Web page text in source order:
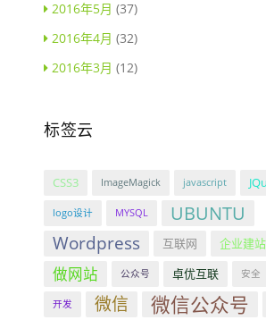
2016年5月 (37)
2016年4月 (32)
2016年3月 (12)
标签云
CSS3 ImageMagick javascript
logo设计 MYSQL UBUNTU
Wordpress 互联网 企业建站
做网站 公众号 卓优互联 安全
开发 微信 微信公众号